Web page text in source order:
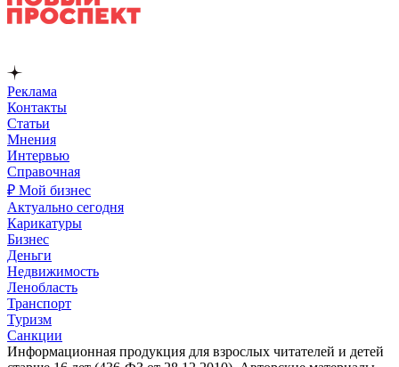
Реклама
Контакты
Статьи
Мнения
Интервью
Справочная
₽ Мой бизнес
Актуально сегодня
Карикатуры
Бизнес
Деньги
Недвижимость
Ленобласть
Транспорт
Туризм
Санкции
Информационная продукция для взрослых читателей и детей